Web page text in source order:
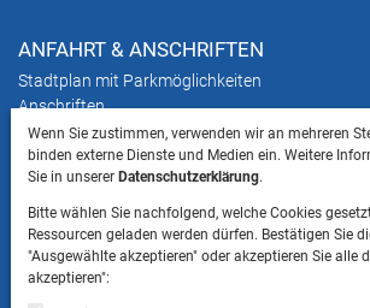
ANFAHRT & ANSCHRIFTEN
Stadtplan mit Parkmöglichkeiten
Anschriften
HINWEIS
ins Landratsamt Landsberg
gestattet ist.
Wenn Sie zustimmen, verwenden wir an mehreren
binden externe Dienste und Medien ein. Weitere
Sie in unsererDatenschutzerklärung.
Bitte wählen Sie nachfolgend, welche Cookies
Ressourcen geladen werden dürfen. Bestätigen Sie
"Ausgewählte akzeptieren" oder akzeptieren Sie alle
akzeptieren":